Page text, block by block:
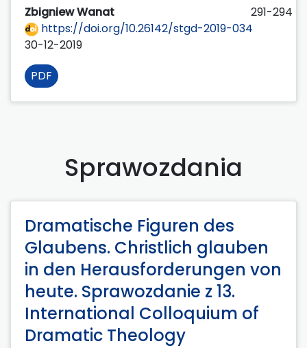
Zbigniew Wanat
291-294
https://doi.org/10.26142/stgd-2019-034
30-12-2019
PDF
Sprawozdania
Dramatische Figuren des
Glaubens. Christlich glauben
in den Herausforderungen von
heute. Sprawozdanie z 13.
International Colloquium of
Dramatic Theology